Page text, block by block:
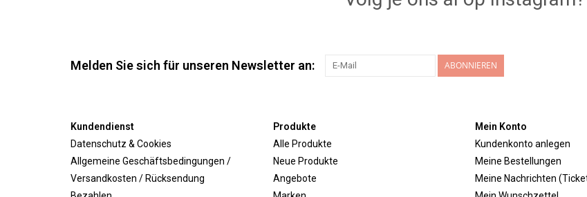
Melden Sie sich für unseren Newsletter an: ABONNIEREN
Kundendienst
Datenschutz & Cookies
Allgemeine Geschäftsbedingungen /
Versandkosten / Rücksendung
Produkte
Alle Produkte
Neue Produkte
Angebote
Mein Konto
Kundenkonto anlegen
Meine Bestellungen
Meine Nachrichten